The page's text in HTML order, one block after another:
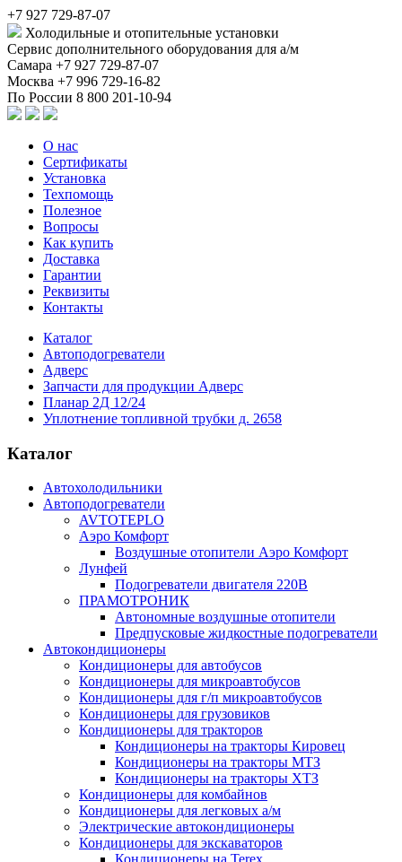
+7 927 729-87-07
Холодильные и отопительные установки
Сервис дополнительного оборудования для а/м
Самара +7 927 729-87-07
Москва +7 996 729-16-82
По России 8 800 201-10-94
О нас
Сертификаты
Установка
Техпомощь
Полезное
Вопросы
Как купить
Доставка
Гарантии
Реквизиты
Контакты
Каталог
Автоподогреватели
Адверс
Запчасти для продукции Адверс
Планар 2Д 12/24
Уплотнение топливной трубки д. 2658
Каталог
Автохолодильники
Автоподогреватели
AVTOTEPLO
Аэро Комфорт
Воздушные отопители Аэро Комфорт
Лунфей
Подогреватели двигателя 220В
ПРАМОТРОНИК
Автономные воздушные отопители
Предпусковые жидкостные подогреватели
Автокондиционеры
Кондиционеры для автобусов
Кондиционеры для микроавтобусов
Кондиционеры для г/п микроавтобусов
Кондиционеры для грузовиков
Кондиционеры для тракторов
Кондиционеры на тракторы Кировец
Кондиционеры на тракторы МТЗ
Кондиционеры на тракторы ХТЗ
Кондиционеры для комбайнов
Кондиционеры для легковых а/м
Электрические автокондиционеры
Кондиционеры для экскаваторов